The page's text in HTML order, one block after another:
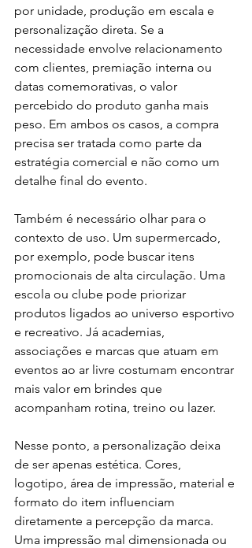
por unidade, produção em escala e
personalização direta. Se a
necessidade envolve relacionamento
com clientes, premiação interna ou
datas comemorativas, o valor
percebido do produto ganha mais
peso. Em ambos os casos, a compra
precisa ser tratada como parte da
estratégia comercial e não como um
detalhe final do evento.
Também é necessário olhar para o
contexto de uso. Um supermercado,
por exemplo, pode buscar itens
promocionais de alta circulação. Uma
escola ou clube pode priorizar
produtos ligados ao universo esportivo
e recreativo. Já academias,
associações e marcas que atuam em
eventos ao ar livre costumam encontrar
mais valor em brindes que
acompanham rotina, treino ou lazer.
Nesse ponto, a personalização deixa
de ser apenas estética. Cores,
logotipo, área de impressão, material e
formato do item influenciam
diretamente a percepção da marca.
Uma impressão mal dimensionada ou